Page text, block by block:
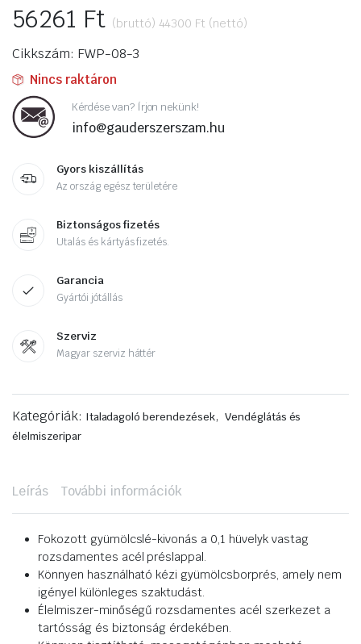
56261 Ft (bruttó) 44300 Ft (nettó)
Cikkszám: FWP-08-3
Nincs raktáron
Kérdése van? Írjon nekünk!
info@gauderszerszam.hu
Gyors kiszállítás
Az ország egész területére
Biztonságos fizetés
Utalás és kártyás fizetés.
Garancia
Gyártói jótállás
Szerviz
Magyar szerviz háttér
Kategóriák: Italadagoló berendezések, Vendéglátás és
élelmiszeripar
Leírás További információk
Fokozott gyümölcslé-kivonás a 0,1 hüvelyk vastag
rozsdamentes acél préslappal.
Könnyen használható kézi gyümölcsborprés, amely nem
igényel különleges szaktudást.
Élelmiszer-minőségű rozsdamentes acél szerkezet a
tartósság és biztonság érdekében.